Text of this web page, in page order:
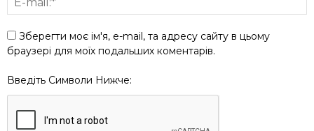
Зберегти моє ім'я, e-mail, та адресу сайту в цьому
браузері для моїх подальших коментарів.
Введіть Символи Нижче: